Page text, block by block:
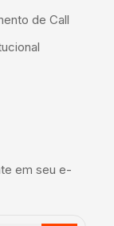
de Call
em seu e-